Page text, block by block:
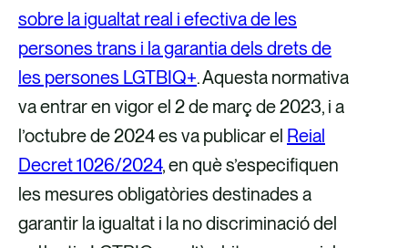
é
s
d
e
L
i
n
k
é
s
d
e
F
a
c
e
é
s
d
e
X
r
r
e
u
e
l
e
c
sobre la igualtat real i efectiva de les
persones trans i la garantia dels drets de
les persones LGTBIQ+. Aquesta normativa
va entrar en vigor el 2 de març de 2023, i a
l’octubre de 2024 es va publicar el Reial
Decret 1026/2024, en què s’especifiquen
les mesures obligatòries destinades a
garantir la igualtat i la no discriminació del